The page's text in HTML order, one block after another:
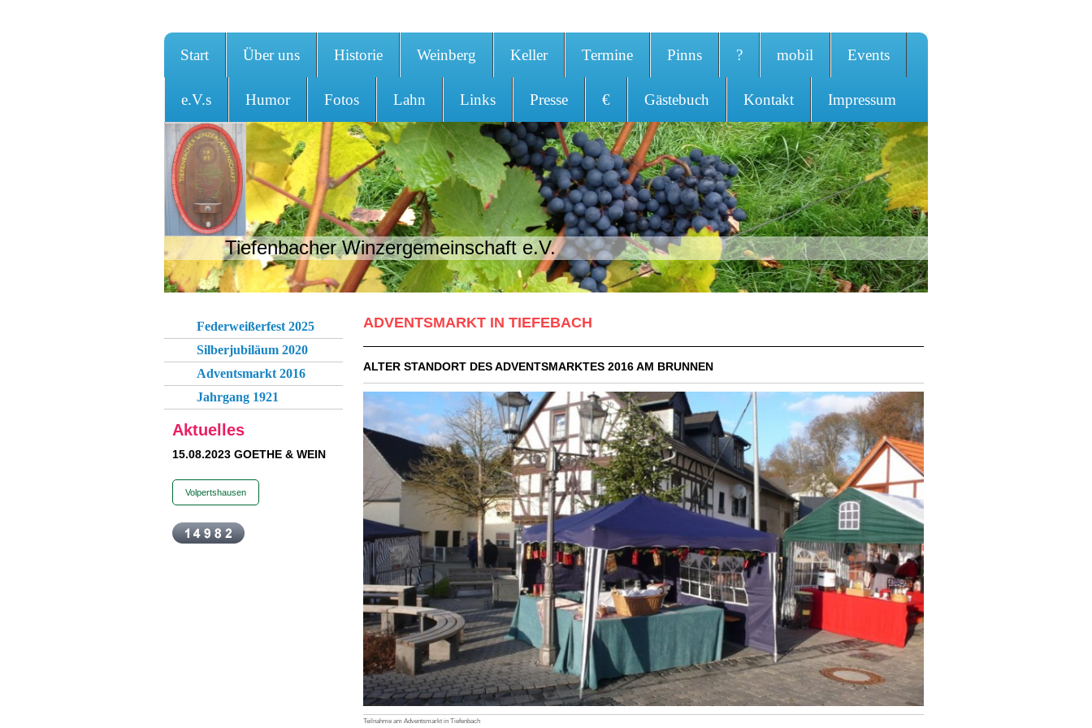
Start Über uns Historie Weinberg Keller Termine Pinns ? mobil Events
e.V.s Humor Fotos Lahn Links Presse € Gästebuch Kontakt Impressum
Tiefenbacher Winzergemeinschaft e.V.
Federweißerfest 2025
Silberjubiläum 2020
Adventsmarkt 2016
Jahrgang 1921
Aktuelles
15.08.2023 GOETHE & WEIN
Volpertshausen
ADVENTSMARKT IN TIEFEBACH
ALTER STANDORT DES ADVENTSMARKTES 2016 AM BRUNNEN
Teilnahme am Adventsmarkt in Tiefenbach